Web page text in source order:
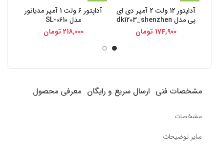
آداپتور 12 ولت 2 آمپر دی ای
پی مدل dk1203_shenzhen
174,900 تومان
آداپتور 6 ولت 1 آمپر مدیانور
مدل SL-0610
218,000 تومان
مشخصات فنی ارسال سریع و رایگان معرفی محصول
مشخصات
سایر توضیحات